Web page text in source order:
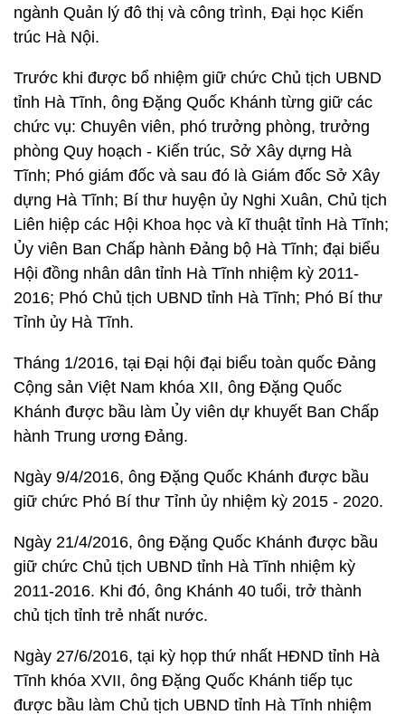
ngành Quản lý đô thị và công trình, Đại học Kiến
trúc Hà Nội.
Trước khi được bổ nhiệm giữ chức Chủ tịch UBND
tỉnh Hà Tĩnh, ông Đặng Quốc Khánh từng giữ các
chức vụ: Chuyên viên, phó trưởng phòng, trưởng
phòng Quy hoạch - Kiến trúc, Sở Xây dựng Hà
Tĩnh; Phó giám đốc và sau đó là Giám đốc Sở Xây
dựng Hà Tĩnh; Bí thư huyện ủy Nghi Xuân, Chủ tịch
Liên hiệp các Hội Khoa học và kĩ thuật tỉnh Hà Tĩnh;
Ủy viên Ban Chấp hành Đảng bộ Hà Tĩnh; đại biểu
Hội đồng nhân dân tỉnh Hà Tĩnh nhiệm kỳ 2011-
2016; Phó Chủ tịch UBND tỉnh Hà Tĩnh; Phó Bí thư
Tỉnh ủy Hà Tĩnh.
Tháng 1/2016, tại Đại hội đại biểu toàn quốc Đảng
Cộng sản Việt Nam khóa XII, ông Đặng Quốc
Khánh được bầu làm Ủy viên dự khuyết Ban Chấp
hành Trung ương Đảng.
Ngày 9/4/2016, ông Đặng Quốc Khánh được bầu
giữ chức Phó Bí thư Tỉnh ủy nhiệm kỳ 2015 - 2020.
Ngày 21/4/2016, ông Đặng Quốc Khánh được bầu
giữ chức Chủ tịch UBND tỉnh Hà Tĩnh nhiệm kỳ
2011-2016. Khi đó, ông Khánh 40 tuổi, trở thành
chủ tịch tỉnh trẻ nhất nước.
Ngày 27/6/2016, tại kỳ họp thứ nhất HĐND tỉnh Hà
Tĩnh khóa XVII, ông Đặng Quốc Khánh tiếp tục
được bầu làm Chủ tịch UBND tỉnh Hà Tĩnh nhiệm